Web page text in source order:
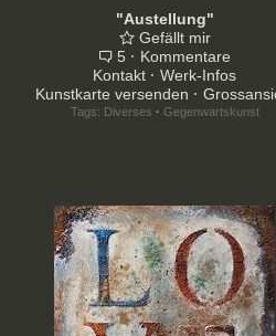
"Austellung"
Gefällt mir
5 · Kommentare
Kontakt · Werk-Infos
Kunstkarte versenden ·
Tags: Diverses · Gegenwartskunst